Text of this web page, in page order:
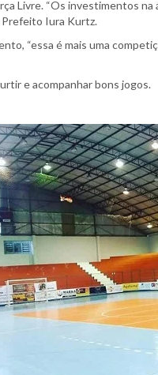
Livre. “Os investimentos
Prefeito Iura Kurtz.
“essa é mais uma
e acompanhar bons jogos.